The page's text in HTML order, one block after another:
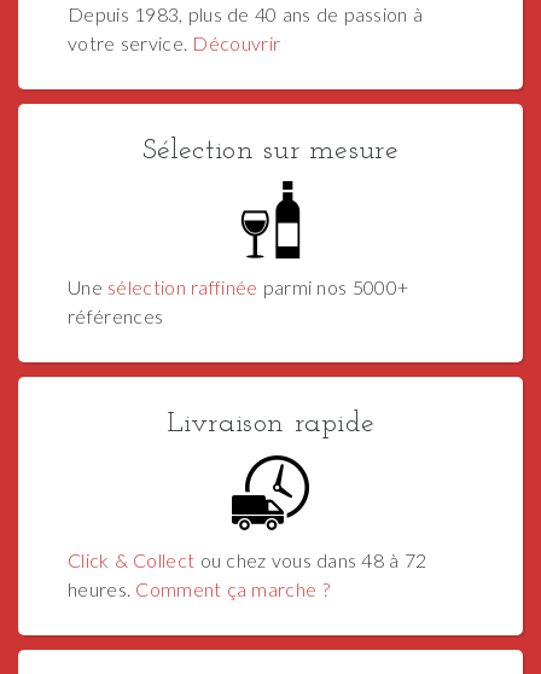
Depuis 1983, plus de 40 ans de passion à
votre service. Découvrir
Sélection sur mesure
Une sélection raffinée parmi nos 5000+
références
Livraison rapide
Click & Collect ou chez vous dans 48 à 72
heures. Comment ça marche ?